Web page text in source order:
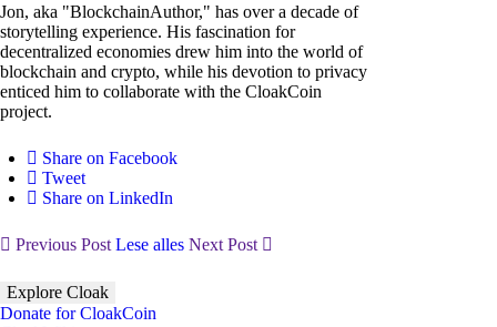
Jon, aka "BlockchainAuthor," has over a decade of
storytelling experience. His fascination for
decentralized economies drew him into the world of
blockchain and crypto, while his devotion to privacy
enticed him to collaborate with the CloakCoin
project.
Share on Facebook
Tweet
Share on LinkedIn
Previous Post Lese alles Next Post
Explore Cloak
Donate for CloakCoin